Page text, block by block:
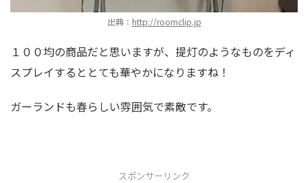
出典： http://roomclip.jp
１００均の商品だと思いますが、提灯のようなものをディ
スプレイするととても華やかになりますね！
ガーランドも春らしい雰囲気で素敵です。
スポンサーリンク